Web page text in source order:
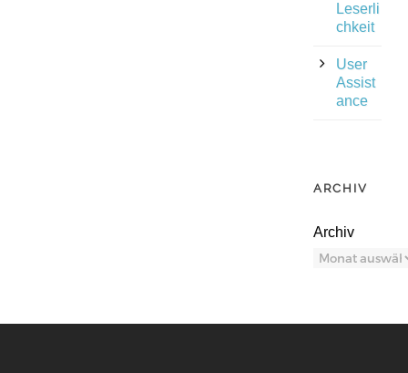
Leserli
chkeit
User
Assist
ance
ARCHIV
Archiv